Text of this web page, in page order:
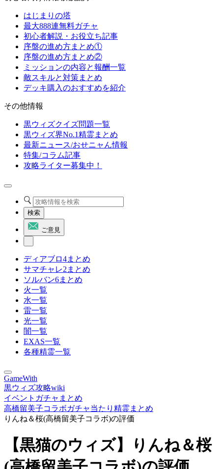
はじまりの塔
最大888連無料ガチャ
初心者解説・お役立ち記事
序盤の進め方まとめ①
序盤の進め方まとめ②
ミッションの内容と報酬一覧
敵スキルと対策まとめ
デッキ購入のおすすめを紹介
その他情報
黒ウィズクイズ問題一覧
黒ウィズ界No.1精霊まとめ
最新ニュース/おせニャん情報
特集/コラム記事
攻略ライター募集中！
検索
ご意見
ディアブロ4まとめ
サマチャレ2まとめ
ソルバン6まとめ
火一覧
水一覧
雷一覧
光一覧
闇一覧
EXAS一覧
各種精霊一覧
GameWith
黒ウィズ攻略wiki
イベントガチャまとめ
高橋留美子コラボガチャ当たり精霊まとめ
りんね＆桜(高橋留美子コラボ)の評価
【黒猫のウィズ】りんね＆桜